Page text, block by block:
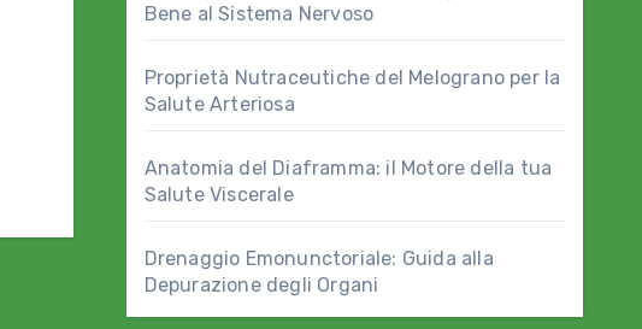
Bene al Sistema Nervoso
Proprietà Nutraceutiche del Melograno per la
Salute Arteriosa
Anatomia del Diaframma: il Motore della tua
Salute Viscerale
Drenaggio Emonunctoriale: Guida alla
Depurazione degli Organi